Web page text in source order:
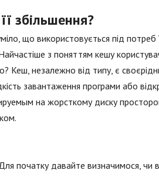
збільшення?
що використовується під
з поняттям кешу
Кеш, незалежно від типу, є
завантаження програми або
на жорсткому диску
початку давайте визначимося, чи